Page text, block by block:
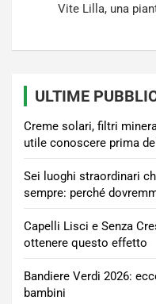
Vite Lilla, una
ULTIME
Creme solari, filtri
utile conoscere prima
Sei luoghi straordinari
sempre: perché
Capelli Lisci e Senza
ottenere questo effetto
Bandiere Verdi 2026:
bambini